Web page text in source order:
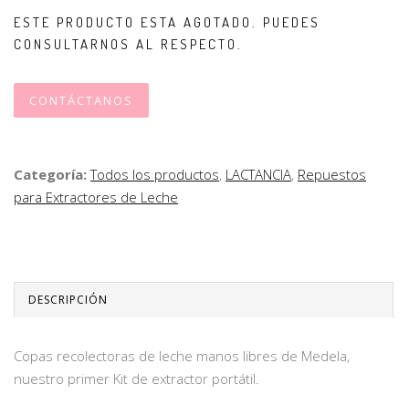
ESTE PRODUCTO ESTA AGOTADO. PUEDES
CONSULTARNOS AL RESPECTO.
CONTÁCTANOS
Categoría:Todos los productos, LACTANCIA, Repuestos
para Extractores de Leche
DESCRIPCIÓN
Copas recolectoras de leche manos libres de Medela,
nuestro primer Kit de extractor portátil.